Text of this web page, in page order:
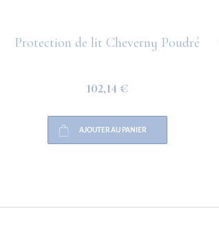
Protection de lit Cheverny Poudré
102,14 €
AJOUTER AU PANIER